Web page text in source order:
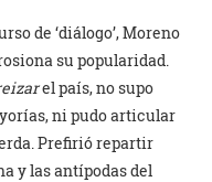
de ‘diálogo’, Moreno
su popularidad.
el país, no supo
ni pudo articular
Prefirió repartir
y las antípodas del